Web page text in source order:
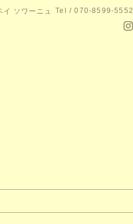
ソワーニュ Tel / 070-8599-5552